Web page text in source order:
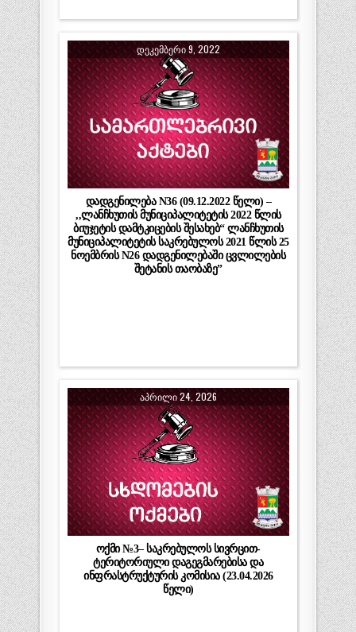
ᲓᲔᲙᲔᲛᲑᲔᲠᲘ 9, 2022
დადგენილება N36 (09.12.2022 წელი) –
,,ლანჩხუთის მუნიციპალიტეტის 2022 წლის
ბიუჯეტის დამტკიცების შესახებ“ ლანჩხუთის
მუნიციპალიტეტის საკრებულოს 2021 წლის 25
ნოემბრის N26 დადგენილებაში ცვლილების
შეტანის თაობაზე”
ᲐᲞᲠᲘᲚᲘ 24, 2026
ოქმი №3– საკრებულოს სივრცით-
ტერიტორიული დაგეგმარებისა და
ინფრასტრუქტურის კომისია (23.04.2026
წელი)